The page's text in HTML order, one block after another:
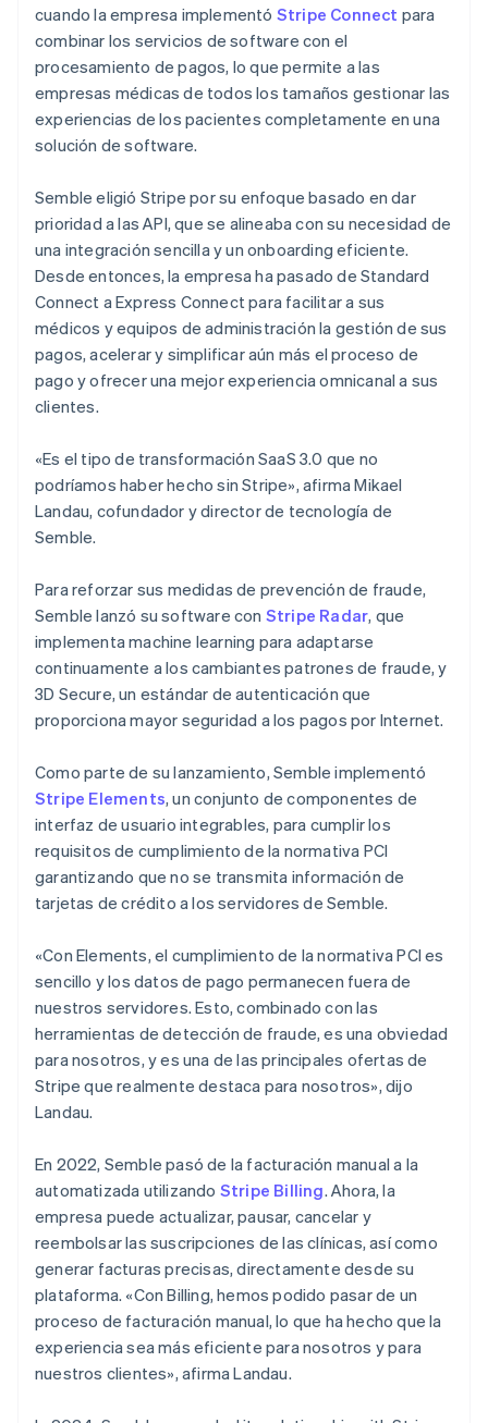
cuando la empresa implementó Stripe Connect para
combinar los servicios de software con el
procesamiento de pagos, lo que permite a las
empresas médicas de todos los tamaños gestionar las
experiencias de los pacientes completamente en una
solución de software.
Semble eligió Stripe por su enfoque basado en dar
prioridad a las API, que se alineaba con su necesidad de
una integración sencilla y un onboarding eficiente.
Desde entonces, la empresa ha pasado de Standard
Connect a Express Connect para facilitar a sus
médicos y equipos de administración la gestión de sus
pagos, acelerar y simplificar aún más el proceso de
pago y ofrecer una mejor experiencia omnicanal a sus
clientes.
«Es el tipo de transformación SaaS 3.0 que no
podríamos haber hecho sin Stripe», afirma Mikael
Landau, cofundador y director de tecnología de
Semble.
Para reforzar sus medidas de prevención de fraude,
Semble lanzó su software con Stripe Radar, que
implementa machine learning para adaptarse
continuamente a los cambiantes patrones de fraude, y
3D Secure, un estándar de autenticación que
proporciona mayor seguridad a los pagos por Internet.
Como parte de su lanzamiento, Semble implementó
Stripe Elements, un conjunto de componentes de
interfaz de usuario integrables, para cumplir los
requisitos de cumplimiento de la normativa PCI
garantizando que no se transmita información de
tarjetas de crédito a los servidores de Semble.
«Con Elements, el cumplimiento de la normativa PCI es
sencillo y los datos de pago permanecen fuera de
nuestros servidores. Esto, combinado con las
herramientas de detección de fraude, es una obviedad
para nosotros, y es una de las principales ofertas de
Stripe que realmente destaca para nosotros», dijo
Landau.
En 2022, Semble pasó de la facturación manual a la
automatizada utilizando Stripe Billing. Ahora, la
empresa puede actualizar, pausar, cancelar y
reembolsar las suscripciones de las clínicas, así como
generar facturas precisas, directamente desde su
plataforma. «Con Billing, hemos podido pasar de un
proceso de facturación manual, lo que ha hecho que la
experiencia sea más eficiente para nosotros y para
nuestros clientes», afirma Landau.